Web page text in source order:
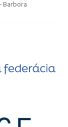
Barbora